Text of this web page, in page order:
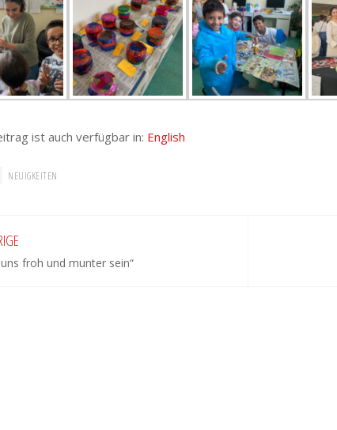
ist auch verfügbar in: English
NEUIGKEITEN
froh und munter sein“